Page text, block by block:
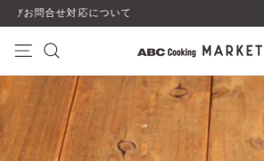
ン
ツ
に
キ
熊本地震の影響によるお荷物のお